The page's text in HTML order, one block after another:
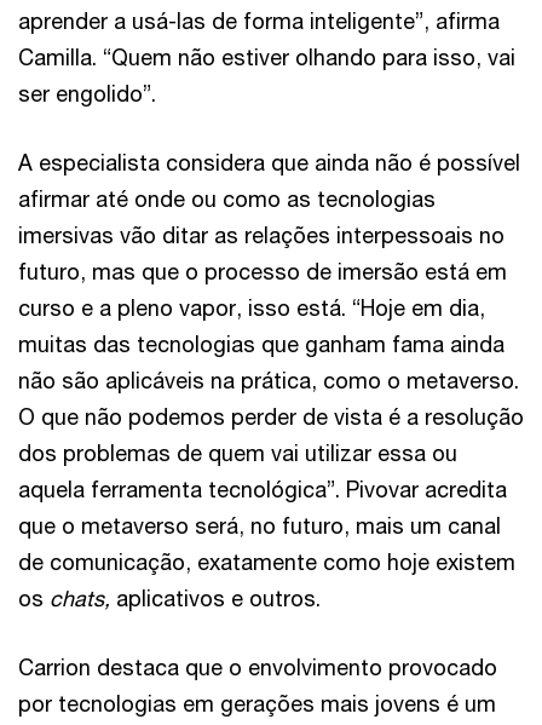
aprender a usá-las de forma inteligente”, afirma
Camilla. “Quem não estiver olhando para isso, vai
ser engolido”.
A especialista considera que ainda não é possível
afirmar até onde ou como as tecnologias
imersivas vão ditar as relações interpessoais no
futuro, mas que o processo de imersão está em
curso e a pleno vapor, isso está. “Hoje em dia,
muitas das tecnologias que ganham fama ainda
não são aplicáveis na prática, como o metaverso.
O que não podemos perder de vista é a resolução
dos problemas de quem vai utilizar essa ou
aquela ferramenta tecnológica”. Pivovar acredita
que o metaverso será, no futuro, mais um canal
de comunicação, exatamente como hoje existem
os chats, aplicativos e outros.
Carrion destaca que o envolvimento provocado
por tecnologias em gerações mais jovens é um